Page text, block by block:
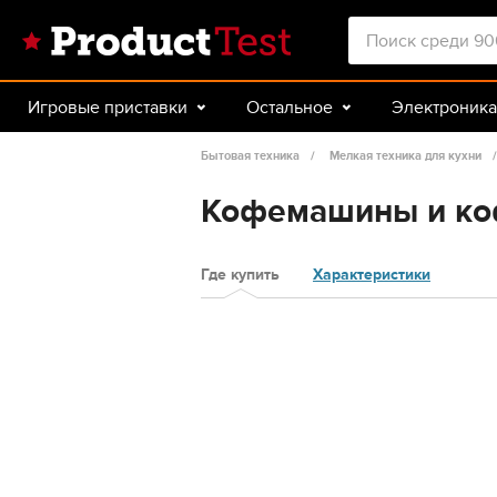
Игровые приставки Остальное Электроника
Авто Спорт и туризм
Бытовая техника Мелкая техника для кухни
Кофемашины и
Где купить Характеристики